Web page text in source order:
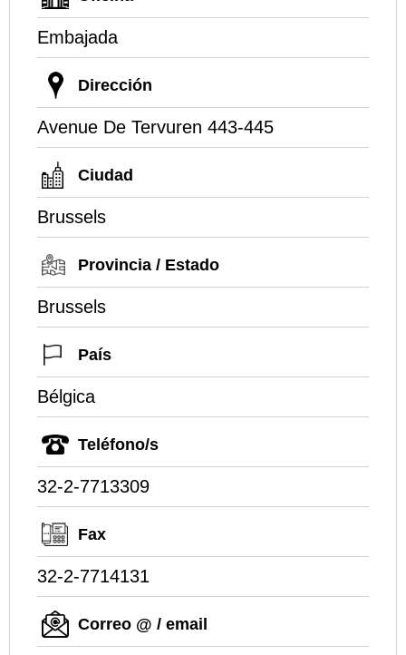
Embajada
Dirección
Avenue De Tervuren 443-445
Ciudad
Brussels
Provincia / Estado
Brussels
País
Bélgica
Teléfono/s
32-2-7713309
Fax
32-2-7714131
Correo @ / email